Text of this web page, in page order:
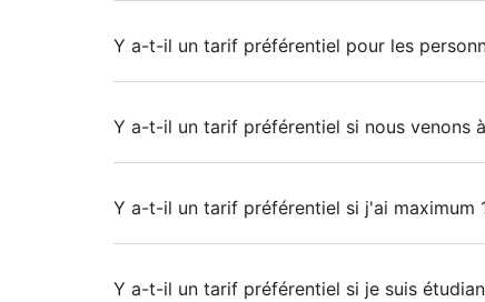
Y a-t-il un tarif préférentiel pour les
Y a-t-il un tarif préférentiel si nous venons
Y a-t-il un tarif préférentiel si j'ai maximum
Y a-t-il un tarif préférentiel si je suis